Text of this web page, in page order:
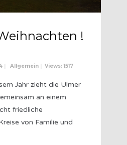
!
Allgemein Views: 1517
Jahr zieht die Ulmer
an einem
friedliche
von Familie und